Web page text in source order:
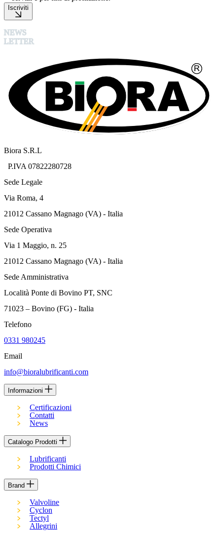
Iscriviti
NEWS
LETTER
Biora S.R.L
P.IVA 07822280728
Sede Legale
Via Roma, 4
21012 Cassano Magnago (VA) - Italia
Sede Operativa
Via 1 Maggio, n. 25
21012 Cassano Magnago (VA) - Italia
Sede Amministrativa
Località Ponte di Bovino PT, SNC
71023 – Bovino (FG) - Italia
Telefono
0331 980245
Email
info@bioralubrificanti.com
Informazioni
Certificazioni
Contatti
News
Catalogo Prodotti
Lubrificanti
Prodotti Chimici
Brand
Valvoline
Cyclon
Tectyl
Allegrini